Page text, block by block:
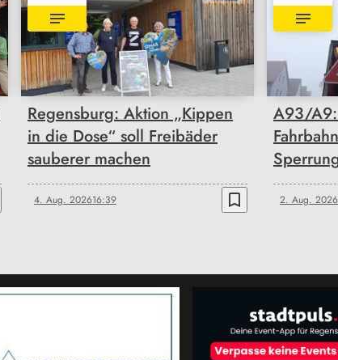
Regensburg: Aktion „Kippen
in die Dose“ soll Freibäder
sauberer machen
4. Aug. 202616:39 bookmark_border
A93/
2. Aug. 2026